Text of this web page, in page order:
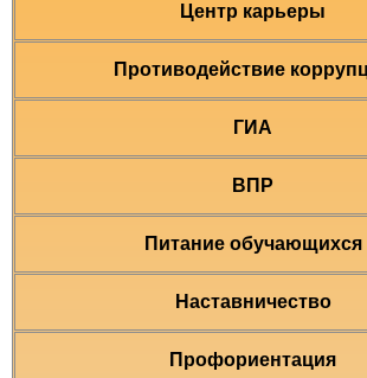
Центр карьеры
Противодействие
ГИА
ВПР
Питание обучающихся
Наставничество
Профориентация